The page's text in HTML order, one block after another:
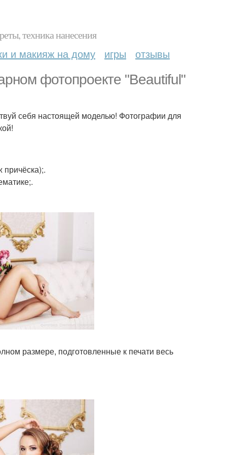
техника нанесения
и макияж на дому игры отзывы
фотопроекте "Beautiful"
себя настоящей моделью! Фотографии для
размере, подготовленные к печати весь